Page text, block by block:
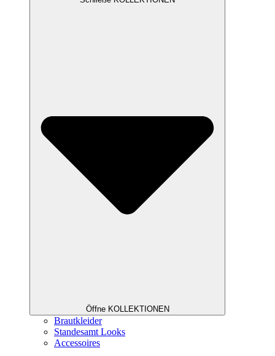
Öffne KOLLEKTIONEN
Brautkleider
Standesamt Looks
Accessoires